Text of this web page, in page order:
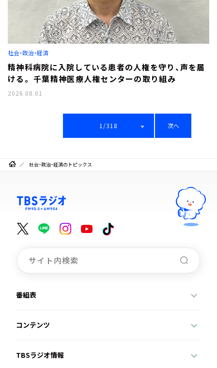
社会・政治・経済
精神科病院に入院している患者の人権を守り、声を届
ける。 千葉精神医療人権センターの取り組み
2026.08.01
1/318 次へ
社会・政治・経済のトピックス
番組表
コンテンツ
TBSラジオ情報